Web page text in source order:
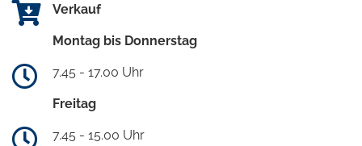
Verkauf
Montag bis Donnerstag
7.45 - 17.00 Uhr
Freitag
7.45 - 15.00 Uhr